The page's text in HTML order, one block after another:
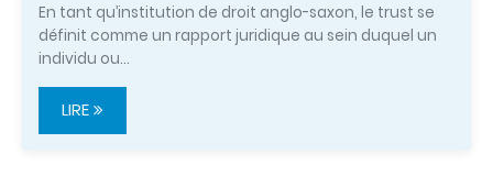
En tant qu’institution de droit anglo-saxon, le trust se
définit comme un rapport juridique au sein duquel un
individu ou…
LIRE